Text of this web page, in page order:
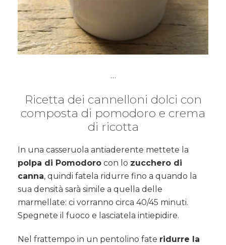
…
Ricetta dei cannelloni dolci con
composta di pomodoro e crema
di ricotta
In una casseruola antiaderente mettete la
polpa di Pomodoro con lo zucchero di
canna, quindi fatela ridurre fino a quando la
sua densità sarà simile a quella delle
marmellate: ci vorranno circa 40/45 minuti.
Spegnete il fuoco e lasciatela intiepidire.
Nel frattempo in un pentolino fate ridurre la